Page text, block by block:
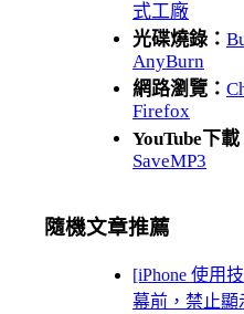
式工廠
光碟燒錄：
AnyBurn
網路瀏覽：
Firefox
YouTube下
SaveMP3
隨機文章推薦
[iPhone 使用
幕前，禁止顯